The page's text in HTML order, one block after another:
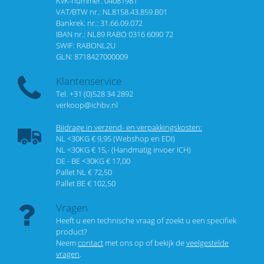
VAT/BTW nr.: NL8158.43.859.B01
Bankrek. nr.: 31.66.09.072
IBAN nr.: NL89 RABO 0316 6090 72
SWIF: RABONL2U
GLN: 8718427000009
Klantenservice
Tel. +31 (0)528 34 2892
verkoop@ichbv.nl
Bijdrage in verzend- en verpakkingskosten:
NL <30KG € 9,95 (Webshop en EDI)
NL <30KG € 15,- (Handmatig invoer ICH)
DE - BE <30KG € 17,00
Pallet NL € 72,50
Pallet BE € 102,50
Vragen
Heeft u een technische vraag of zoekt u een specifiek
product?
Neemcontact met ons op of bekijk deveelgestelde
vragen.